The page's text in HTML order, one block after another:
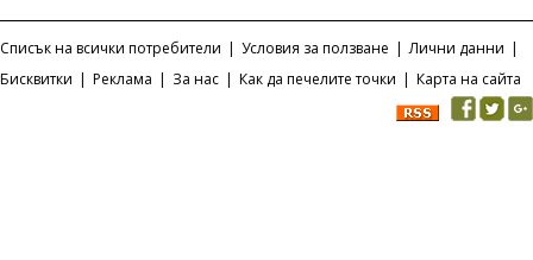
Списък на всички потребители | Условия за ползване | Лични данни |
Бисквитки | Реклама | За нас | Как да печелите точки | Карта на сайта